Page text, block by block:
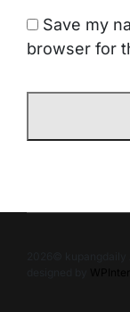
Save my
browser for